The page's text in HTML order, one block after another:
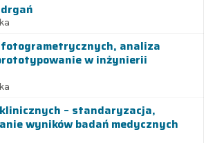
analiza
w inżynierii
– standaryzacja,
wyników badań medycznych